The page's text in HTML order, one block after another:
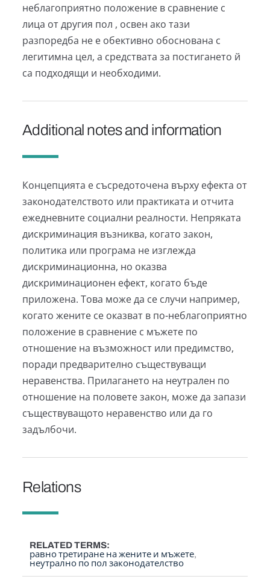
неблагоприятно положение в сравнение с
лица от другия пол , освен ако тази
разпоредба не е обективно обоснована с
легитимна цел, а средствата за постигането й
са подходящи и необходими.
Additional notes and information
Концепцията е съсредоточена върху ефекта от
законодателството или практиката и отчита
ежедневните социални реалности. Непряката
дискриминация възниква, когато закон,
политика или програма не изглежда
дискриминационна, но оказва
дискриминационен ефект, когато бъде
приложена. Това може да се случи например,
когато жените се оказват в по-неблагоприятно
положение в сравнение с мъжете по
отношение на възможност или предимство,
поради предварително съществуващи
неравенства. Прилагането на неутрален по
отношение на половете закон, може да запази
съществуващото неравенство или да го
задълбочи.
Relations
RELATED TERMS
равно третиране на жените и мъжете
неутрално по пол законодателство